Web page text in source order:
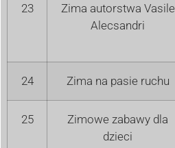
23
Zima autorstwa Vasile
Alecsandri
24 Zima na pasie ruchu
25
Zimowe zabawy dla
dzieci